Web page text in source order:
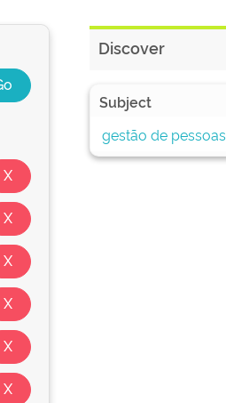
Discover
Subject
gestão de pessoas